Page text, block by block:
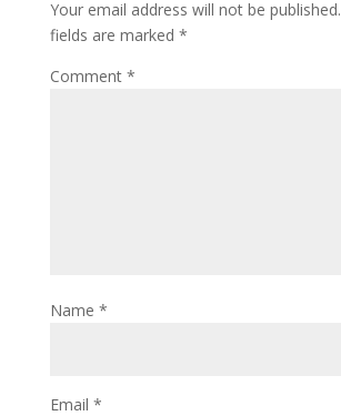
Your email address will not be published.
fields are marked *
Comment *
Name *
Email *